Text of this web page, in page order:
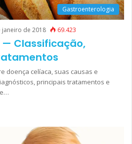
Gastroenterologia
janeiro de 2018 69.423
Classificação,
doença celíaca, suas causas e
principais tratamentos e